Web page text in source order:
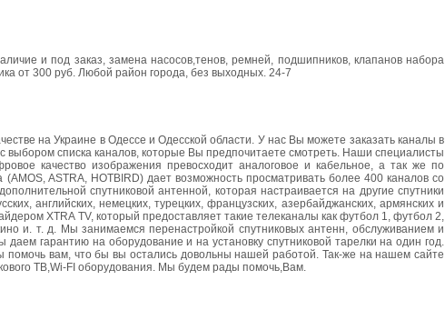
и под заказ, замена насосов,тенов, ремней, подшипников, клапанов набора
от 300 руб. Любой район города, без выходных. 24-7
на Украине в Одессе и Одесской области. У нас Вы можете заказать каналы в
списка каналов, которые Вы предпочитаете смотреть. Наши специалисты
качество изображения превосходит аналоговое и кабельное, а так же по
ASTRA, HOTBIRD) дает возможность просматривать более 400 каналов со
спутниковой антенной, которая настраивается на другие спутники
английских, немецких, турецких, французских, азербайджанских, армянских и
XTRA TV, который предоставляет такие телеканалы как футбол 1, футбол 2,
и. т. д. Мы занимаемся перенастройкой спутниковых антенн, обслуживанием и
гарантию на оборудование и на установку спутниковой тарелки на один год.
вам, что бы вы остались довольны нашей работой. Так-же на нашем сайте
ТВ,Wi-FI оборудования. Мы будем рады помочь,Вам.